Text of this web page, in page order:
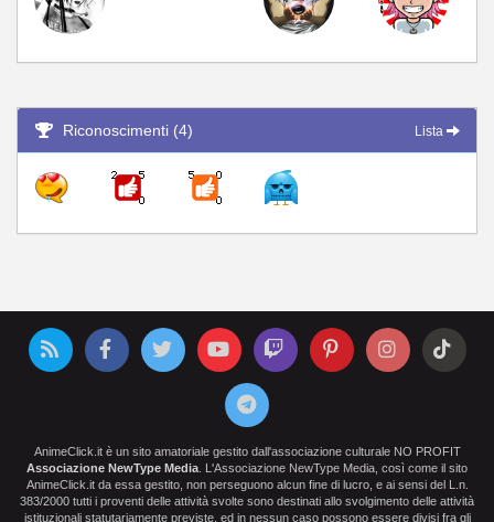
Riconoscimenti (4) Lista
AnimeClick.it è un sito amatoriale gestito dall'associazione culturale NO PROFIT
Associazione NewType Media . L'Associazione NewType Media, così come il sito
AnimeClick.it da essa gestito, non perseguono alcun fine di lucro, e ai sensi del L.n.
383/2000 tutti i proventi delle attività svolte sono destinati allo svolgimento delle attività
istituzionali statutariamente previste, ed in nessun caso possono essere divisi fra gli